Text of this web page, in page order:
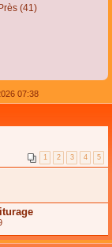
(41)
07:38
1 2 3 4 5